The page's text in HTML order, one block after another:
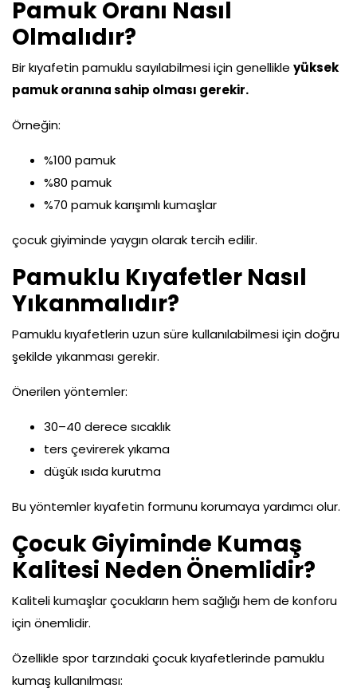
Pamuk Oranı Nasıl
Olmalıdır?
Bir kıyafetin pamuklu sayılabilmesi için genellikle yüksek
pamuk oranına sahip olması gerekir.
Örneğin:
%100 pamuk
%80 pamuk
%70 pamuk karışımlı kumaşlar
çocuk giyiminde yaygın olarak tercih edilir.
Pamuklu Kıyafetler Nasıl
Yıkanmalıdır?
Pamuklu kıyafetlerin uzun süre kullanılabilmesi için doğru
şekilde yıkanması gerekir.
Önerilen yöntemler:
30–40 derece sıcaklık
ters çevirerek yıkama
düşük ısıda kurutma
Bu yöntemler kıyafetin formunu korumaya yardımcı olur.
Çocuk Giyiminde Kumaş
Kalitesi Neden Önemlidir?
Kaliteli kumaşlar çocukların hem sağlığı hem de konforu
için önemlidir.
Özellikle spor tarzındaki çocuk kıyafetlerinde pamuklu
kumaş kullanılması: